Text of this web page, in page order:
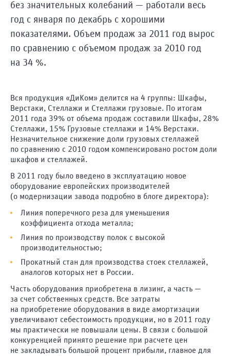
без значительных колебаний — работали весь
год с января по декабрь с хорошими
показателями. Объем продаж за 2011 год вырос
по сравнению с объемом продаж за 2010 год
на 34 %.
Вся продукция «ДиКом» делится на 4 группы: Шкафы,
Верстаки, Стеллажи и Стеллажи грузовые. По итогам
2011 года 39% от объема продаж составили Шкафы, 28%
Стеллажи, 15% Грузовые стеллажи и 14% Верстаки.
Незначительное снижение доли грузовых стеллажей
по сравнению с 2010 годом компенсировано ростом доли
шкафов и стеллажей.
В 2011 году было введено в эксплуатацию новое
оборудование европейских производителей
(о модернизации завода подробно в блоге директора):
Линия поперечного реза для уменьшения
коэффициента отхода металла;
Линия по производству полок с высокой
производительностью;
Прокатный стан для производства стоек стеллажей,
аналогов которых нет в России.
Часть оборудования приобретена в лизинг, а часть —
за счет собственных средств. Все затраты
на приобретение оборудования в виде амортизации
увеличивают себестоимость продукции, но в 2011 году
мы практически не повышали цены. В связи с большой
конкуренцией принято решение при расчете цен
не закладывать большой процент прибыли, главное для
Новокузнецк
Новосибирск
Орел
Оренбург
Пенза
Дону
Рязань
Самара
Санкт-
Петербург
Саратов
Старый
Оскол
Тольятти
Тула
Тюмень
Ульяновск
Уфа
Хабаровск
Чебоксары
Челябинск
Череповец
условия
передачи
Отправить